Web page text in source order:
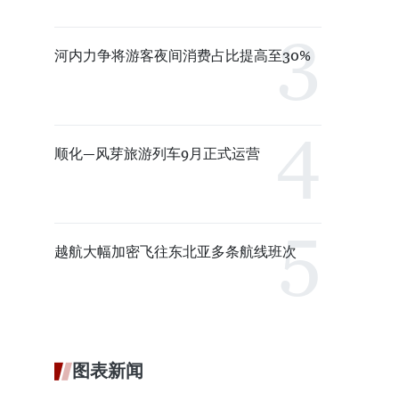
河内力争将游客夜间消费占比提高至30%
顺化—风芽旅游列车9月正式运营
越航大幅加密飞往东北亚多条航线班次
图表新闻